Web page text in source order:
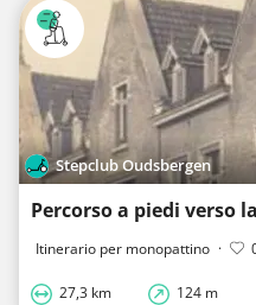
Stepclub Oudsbergen
Itinerario per monopattino ·
27,3 km 124 m